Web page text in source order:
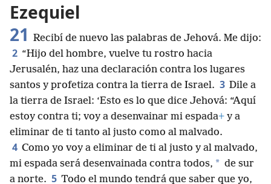
Ezequiel
21 Recibí de nuevo las palabras de Jehová. Me dijo:
2 “Hijo del hombre, vuelve tu rostro hacia
Jerusalén, haz una declaración contra los lugares
santos y profetiza contra la tierra de Israel. 3 Dile a
la tierra de Israel: ‘Esto es lo que dice Jehová: “Aquí
estoy contra ti; voy a desenvainar mi espada+ y a
eliminar de ti tanto al justo como al malvado.
4 Como yo voy a eliminar de ti al justo y al malvado,
mi espada será desenvainada contra todos, * de sur
a norte. 5 Todo el mundo tendrá que saber que yo,